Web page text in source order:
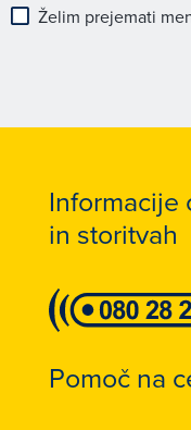
Želim prejemati
Informacije
in storitvah
Pomoč na